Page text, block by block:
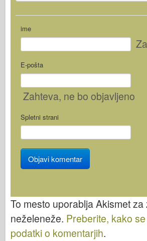
ime
E-pošta
Zahteva, ne bo objavljeno
Spletni strani
To mesto uporablja Akismet
neželeneže. Preberite, kako
podatki o komentarjih.